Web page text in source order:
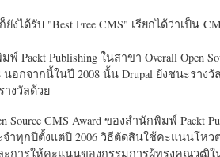
ยังได้รับ "Best Free CMS" เรียกได้ว่าเป็น
Packt Publishing ในสาขา Overall Open
อกจากนี้ในปี 2008 นั้น Drupal ยังชนะรางวั
างวัลด้วย
Source CMS Award ของสำนักพิมพ์ Packt
ำทุกปีตั้งแต่ปี 2006 วิธีตัดสินใช้คะแนนโหว
ะการให้คะแนนของกรรมการผู้ทรงคุณวุฒิใ